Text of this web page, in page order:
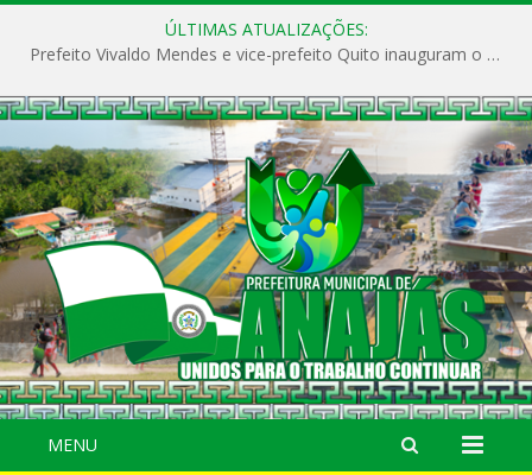
ÚLTIMAS ATUALIZAÇÕES:
Prefeito Vivaldo Mendes e vice-prefeito Quito inauguram o CAPS e fortalecem a saúde pública em Anajás.
MENU